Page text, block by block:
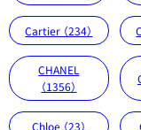
Cartier （234）
CHANEL
（1356）
Chloe （23）